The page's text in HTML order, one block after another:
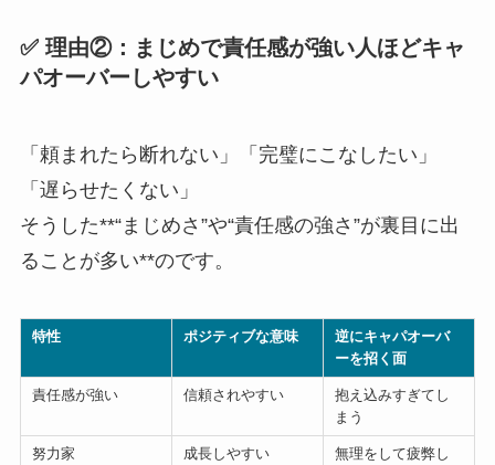
✅ 理由②：まじめで責任感が強い人ほどキャ
パオーバーしやすい
「頼まれたら断れない」「完璧にこなしたい」
「遅らせたくない」
そうした**“まじめさ”や“責任感の強さ”が裏目に出
ることが多い**のです。
特性 ポジティブな意味
逆にキャパオーバ
ーを招く面
責任感が強い 信頼されやすい
抱え込みすぎてし
まう
努力家 成長しやすい
無理をして疲弊し